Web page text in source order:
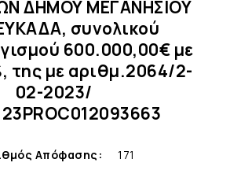
ΔΗΜΟΥ ΜΕΓΑΝΗΣΙΟΥ
συνολικού
600.000,00€ με
της με αριθμ.2064/2-
02-2023/
Απόφασης: 171